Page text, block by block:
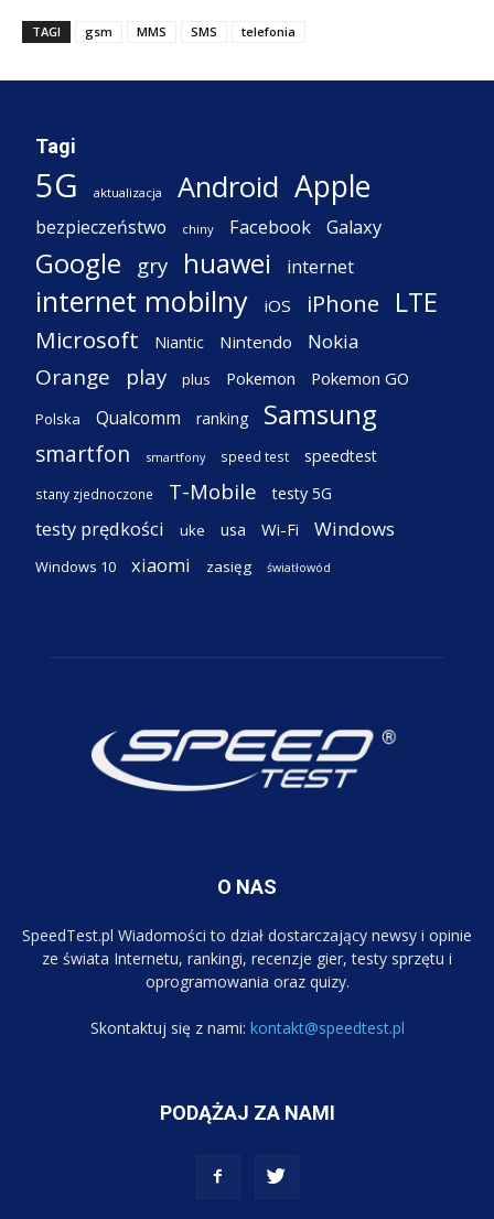
TAGI gsm MMS SMS telefonia
Tagi
5G aktualizacja Android Apple
bezpieczeństwo chiny Facebook Galaxy
Google gry huawei internet
internet mobilny iOS iPhone LTE
Microsoft Niantic Nintendo Nokia
Orange play plus Pokemon Pokemon GO
Polska Qualcomm ranking Samsung
smartfon smartfony speed test speedtest
stany zjednoczone T-Mobile testy 5G
testy prędkości uke usa Wi-Fi Windows
Windows 10 xiaomi zasięg światłowód
O NAS
SpeedTest.pl Wiadomości to dział dostarczający newsy i opinie
ze świata Internetu, rankingi, recenzje gier, testy sprzętu i
oprogramowania oraz quizy.
Skontaktuj się z nami: kontakt@speedtest.pl
PODĄŻAJ ZA NAMI